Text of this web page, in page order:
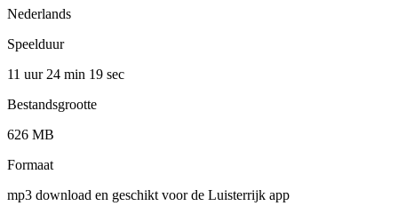
Nederlands
Speelduur
11 uur 24 min 19 sec
Bestandsgrootte
626 MB
Formaat
mp3 download en geschikt voor de Luisterrijk app